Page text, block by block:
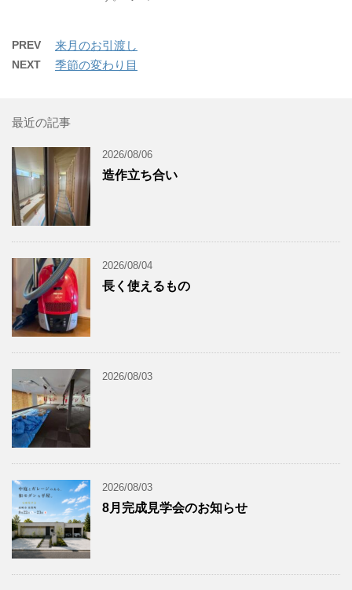
PREV 来月のお引渡し
NEXT 季節の変わり目
最近の記事
2026/08/06
造作立ち合い
2026/08/04
長く使えるもの
2026/08/03
2026/08/03
8月完成見学会のお知らせ